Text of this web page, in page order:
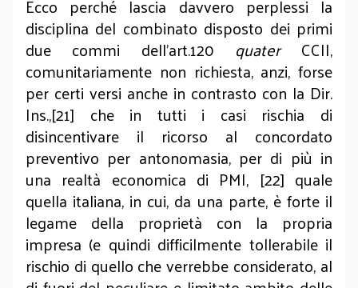
Ecco perché lascia davvero perplessi la
disciplina del combinato disposto dei primi
due commi dell’art.120 quaterCCII,
comunitariamente non richiesta, anzi, forse
per certi versi anche in contrasto con la Dir.
Ins.,[21] che in tutti i casi rischia di
disincentivare il ricorso al concordato
preventivo per antonomasia, per di più in
una realtà economica di PMI, [22] quale
quella italiana, in cui, da una parte, è forte il
legame della proprietà con la propria
impresa (e quindi difficilmente tollerabile il
rischio di quello che verrebbe considerato, al